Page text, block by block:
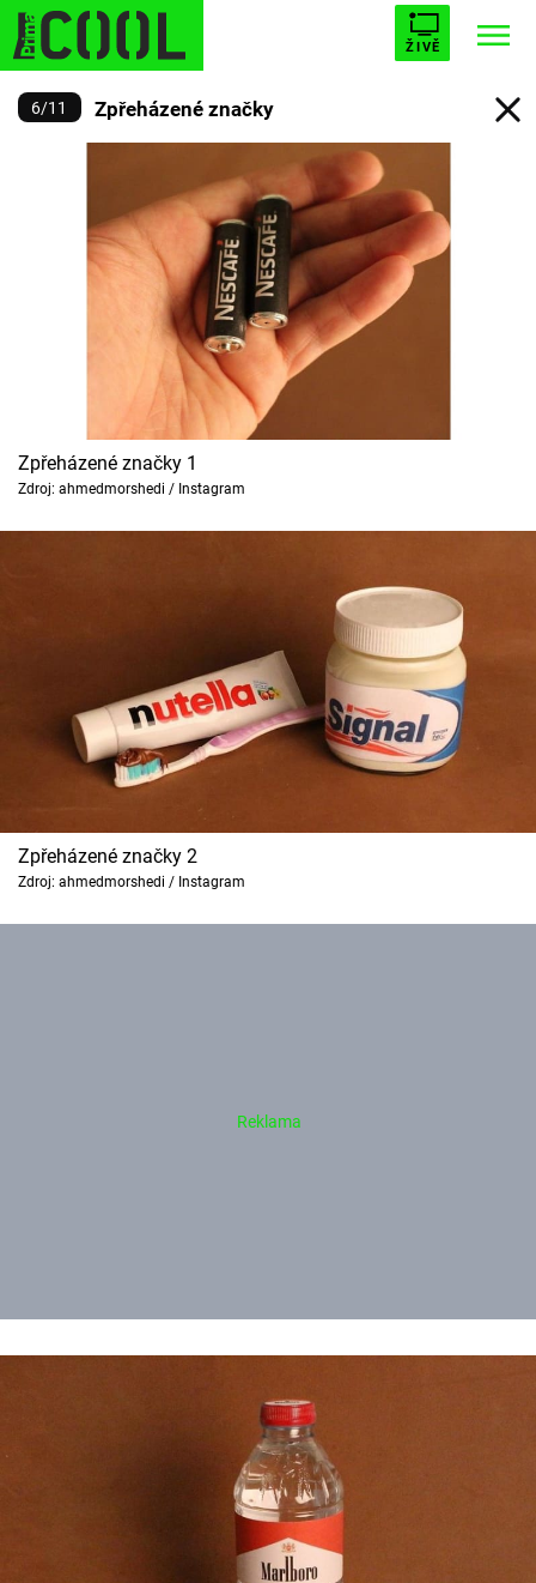
ŽIVĚ
Trendy: STARHOUSE BUFFY, PŘEMOŽITELKA UPÍRŮ
AVENGERS 5
Seriály
Hry
Sledujte prima+
6/11 Zpřeházené značky
Zpřeházené značky 1
Zdroj: ahmedmorshedi / Instagram
Zpřeházené značky 2
Zdroj: ahmedmorshedi / Instagram